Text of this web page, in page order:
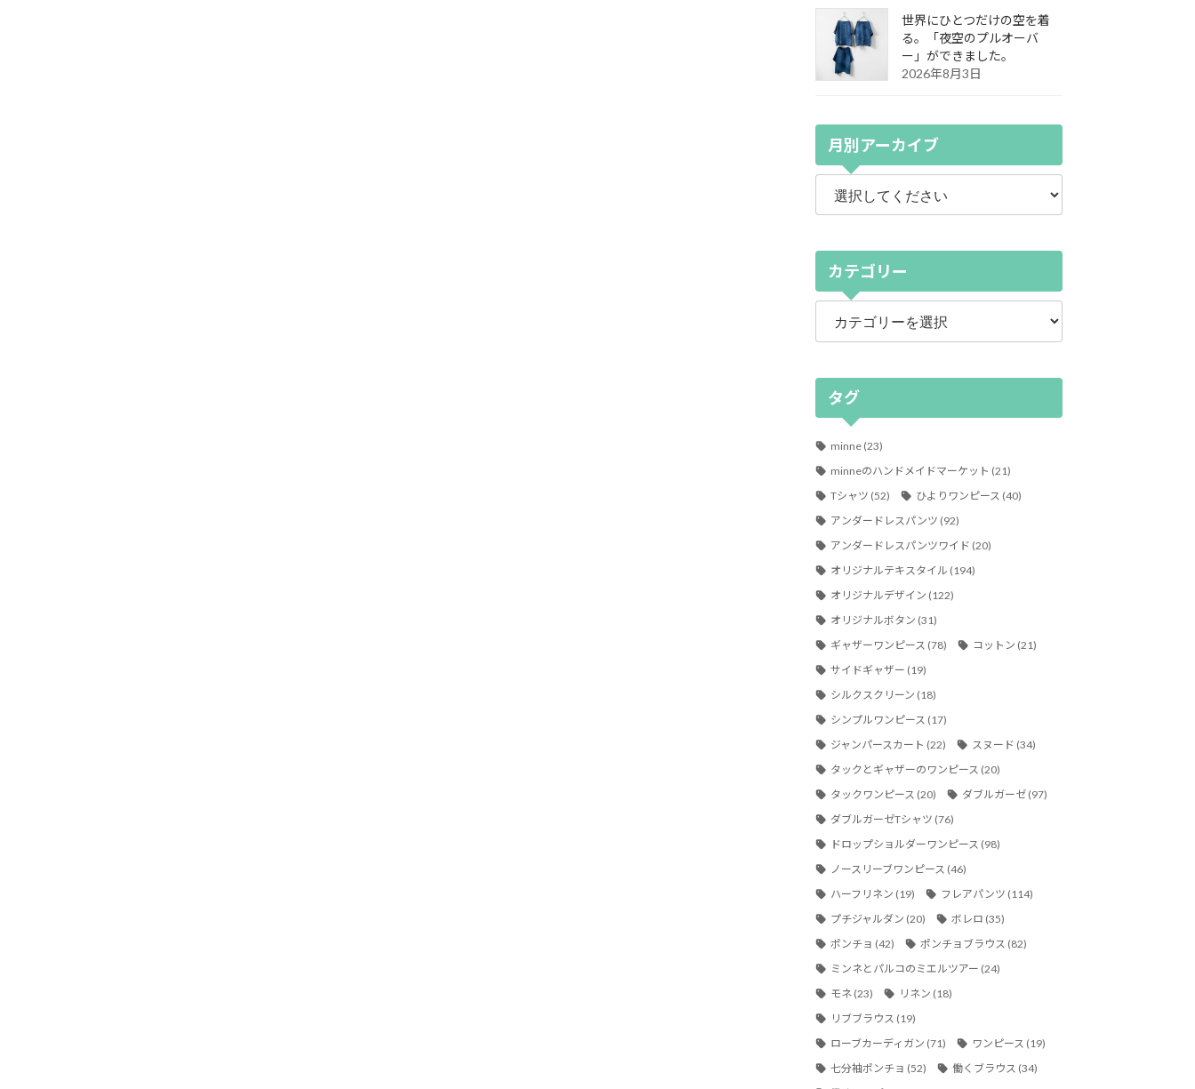
世界にひとつだけの空を着
る。「夜空のプルオーバ
ー」ができました。
2026年8月3日
月別アーカイブ
カテゴリー
カ
ゴ
タグ
minne(23)
minneのハンドメイドマーケット (21)
Tシャツ (52) ひよりワンピース (40)
アンダードレスパンツ (92)
アンダードレスパンツワイド (20)
オリジナルテキスタイル (194)
オリジナルデザイン (122)
オリジナルボタン (31)
ギャザーワンピース (78) コットン (21)
サイドギャザー (19)
シルクスクリーン (18)
シンプルワンピース (17)
ジャンパースカート (22) スヌード (34)
タックとギャザーのワンピース (20)
タックワンピース (20) ダブルガーゼ (97)
ダブルガーゼTシャツ (76)
ドロップショルダーワンピース (98)
ノースリーブワンピース (46)
ハーフリネン (19) フレアパンツ (114)
プチジャルダン (20) ボレロ (35)
ポンチョ (42) ポンチョブラウス (82)
ミンネとパルコのミエルツアー (24)
モネ(23) リネン (18)
リブブラウス (19)
ローブカーディガン (71) ワンピース (19)
七分袖ポンチョ (52) 働くブラウス (34)